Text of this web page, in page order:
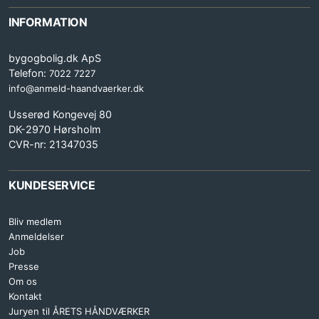
INFORMATION
bygogbolig.dk ApS
Telefon: 7022 7227
info@anmeld-haandvaerker.dk
Usserød Kongevej 80
DK-2970 Hørsholm
CVR-nr: 21347035
KUNDESERVICE
Bliv medlem
Anmeldelser
Job
Presse
Om os
Kontakt
Juryen til ÅRETS HÅNDVÆRKER